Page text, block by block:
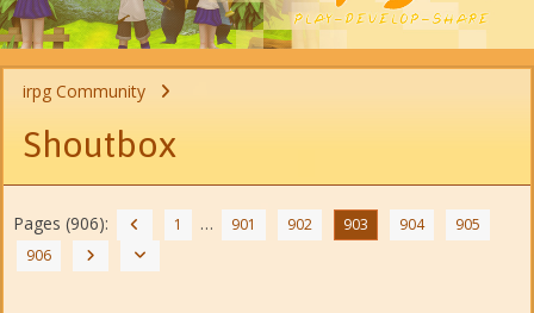
irpg Community
Shoutbox
Pages (906): 1 … 901 902 903 904
905
906